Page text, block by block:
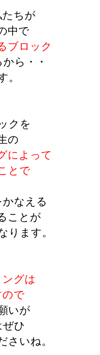
たちが
中で
ブロック
ら・・
。
クを
の
によって
とで
なえる
ことが
ります。
グは
ので
いが
ぜひ
さいね。